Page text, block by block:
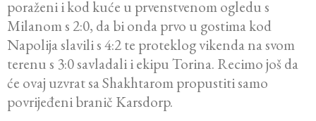
poraženi i kod kuće u prvenstvenom ogledu s
Milanom s 2:0, da bi onda prvo u gostima kod
Napolija slavili s 4:2 te proteklog vikenda na svom
terenu s 3:0 savladali i ekipu Torina. Recimo još da
će ovaj uzvrat sa Shakhtarom propustiti samo
povrijeđeni branič Karsdorp.